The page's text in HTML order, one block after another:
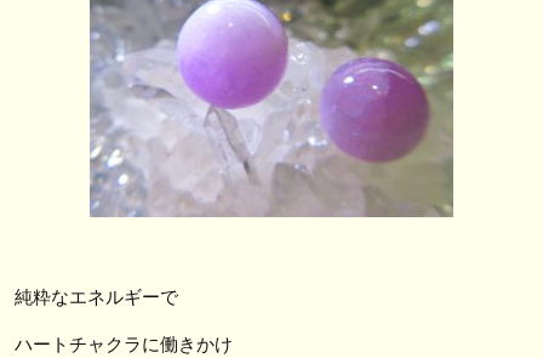
純粋なエネルギーで
ハートチャクラに働きかけ